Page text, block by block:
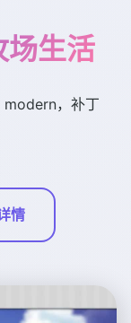
生活
modern，补丁
情